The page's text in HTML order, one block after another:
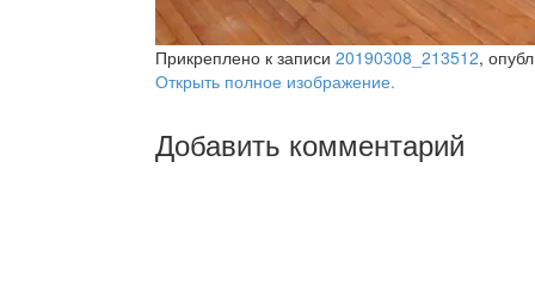
Прикреплено к записи 20190308_213512,
Открыть полное изображение.
Добавить комментарий